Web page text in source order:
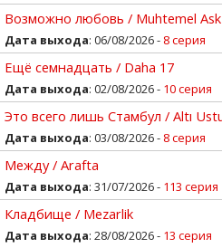
Возможно любовь / Muhtemel Ask
Дата выхода: 06/08/2026 - 8 серия
Ещё семнадцать / Daha 17
Дата выхода: 02/08/2026 - 10 серия
Это всего лишь Стамбул / Altı
Дата выхода: 03/08/2026 - 8 серия
Между / Arafta
Дата выхода: 31/07/2026 - 113 серия
Кладбище / Mezarlik
Дата выхода: 28/08/2026 - 13 серия